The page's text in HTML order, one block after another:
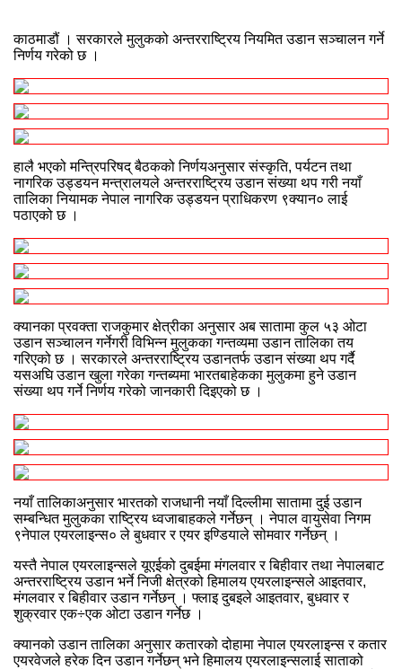
काठमाडौं । सरकारले मुलुकको अन्तरराष्ट्रिय नियमित उडान सञ्चालन गर्ने
निर्णय गरेको छ ।
हालै भएको मन्त्रिपरिषद् बैठकको निर्णयअनुसार संस्कृति, पर्यटन तथा
नागरिक उड्डयन मन्त्रालयले अन्तरराष्ट्रिय उडान संख्या थप गरी नयाँ
तालिका नियामक नेपाल नागरिक उड्डयन प्राधिकरण ९क्यान० लाई
पठाएको छ ।
क्यानका प्रवक्ता राजकुमार क्षेत्रीका अनुसार अब सातामा कुल ५३ ओटा
उडान सञ्चालन गर्नेगरी विभिन्न मुलुकका गन्तव्यमा उडान तालिका तय
गरिएको छ । सरकारले अन्तरराष्ट्रिय उडानतर्फ उडान संख्या थप गर्दै
यसअघि उडान खुला गरेका गन्तब्यमा भारतबाहेकका मुलुकमा हुने उडान
संख्या थप गर्ने निर्णय गरेको जानकारी दिइएको छ ।
नयाँ तालिकाअनुसार भारतको राजधानी नयाँ दिल्लीमा सातामा दुई उडान
सम्बन्धित मुलुकका राष्ट्रिय ध्वजाबाहकले गर्नेछन् । नेपाल वायुसेवा निगम
९नेपाल एयरलाइन्स० ले बुधवार र एयर इण्डियाले सोमवार गर्नेछन् ।
यस्तै नेपाल एयरलाइन्सले यूएईको दुबईमा मंगलवार र बिहीवार तथा नेपालबाट
अन्तरराष्ट्रिय उडान भर्ने निजी क्षेत्रको हिमालय एयरलाइन्सले आइतवार,
मंगलवार र बिहीवार उडान गर्नेछन् । फ्लाइ दुबइले आइतवार, बुधवार र
शुक्रवार एक÷एक ओटा उडान गर्नेछ ।
क्यानको उडान तालिका अनुसार कतारको दोहामा नेपाल एयरलाइन्स र कतार
एयरवेजले हरेक दिन उडान गर्नेछन् भने हिमालय एयरलाइन्सलाई साताको